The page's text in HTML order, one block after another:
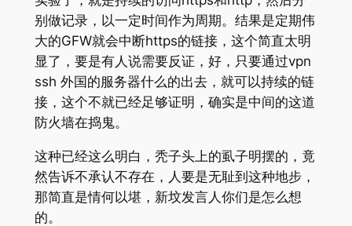
别做记录，以一定时间作为周期。结果是定期伟
大的GFW就会中断https的链接，这个简直太明
显了，要是有人说需要反证，好，只要通过vpn
ssh 外国的服务器什么的出去，就可以持续的链
接，这个不就已经足够证明，确实是中间的这道
防火墙在捣鬼。
这种已经这么明白，秃子头上的虱子明摆的，竟
然告诉不承认不存在，人要是无耻到这种地步，
那简直是情何以堪，新坟发言人你们是怎么想
的。